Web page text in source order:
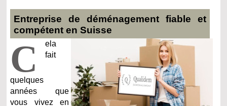
Entreprise de déménagement fiable et
compétent en Suisse
C
ela
fait
quelques
années que
vous vivez en